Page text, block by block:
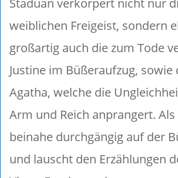
Staduan verkörpert nicht nur
weiblichen Freigeist, sondern
großartig auch die zum Tode
Justine im Büßeraufzug,
Agatha, welche die
Arm und Reich anprangert.
beinahe durchgängig auf der
und lauscht den Erzählungen